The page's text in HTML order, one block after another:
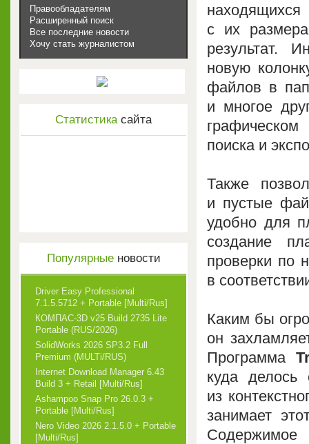
с их
результат.
новую
файлов в
и многое
поиска и
Также
и пустые
удобно для
создание
проверки по
в
Каким бы
он
Программа
куда делось
из
занимает
Правообладателям
Расширенный поиск
Все последние новости
Хочу стать журналистом
Статистикасайта
Популярныеновости
Driver Easy Professional
7.1.5.5712 + Portable [Multi/Rus]
КОМПАС-3D v25 Build 2735 Lite
Portable (RUS/2026)
SolidWorks 2026 SP3.2 Full
Premium (MULTi/RUS)
Internet Download Manager 6.43
Build 3 + Retail [Multi/Rus]
Ashampoo Snap Pro 26.0.3 +
Portable [Multi/Rus]
Nero Video 2026 2.1.5.0 + Portable
[Multi/Rus]